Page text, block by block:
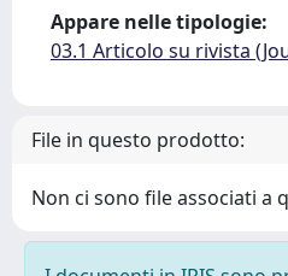
Appare nelle tipologie:
03.1 Articolo su rivista
File in questo prodotto:
Non ci sono file associati a